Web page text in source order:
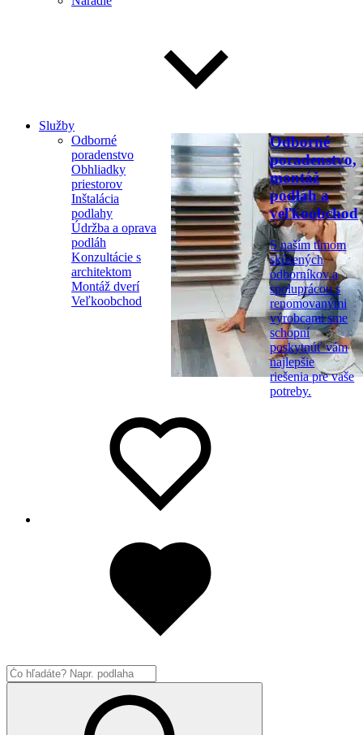
Služby
Odborné
poradenstvo
Obhliadky
priestorov
Inštalácia
podlahy
Údržba a oprava
podláh
Konzultácie s
architektom
Montáž dverí
Veľkoobchod
Odborné
poradenstvo,
montáž
podláh a
veľkoobchod
S naším tímom
skúsených
odborníkov a
spoluprácou s
renomovanými
výrobcami sme
schopní
poskytnúť vám
najlepšie
riešenia pre vaše
potreby.